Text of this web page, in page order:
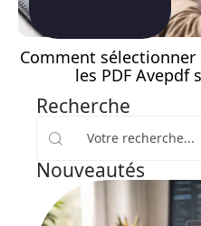
Comment
les PDF Avepdf
Recherche
Nouveautés